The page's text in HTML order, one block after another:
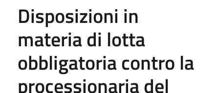
Disposizioni in
materia di lotta
obbligatoria contro la
processionaria del